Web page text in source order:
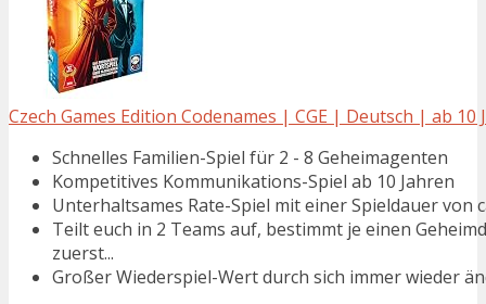
Czech Games Edition Codenames | CGE | Deutsch | ab
Schnelles Familien-Spiel für 2 - 8 Geheimagenten
Kompetitives Kommunikations-Spiel ab 10 Jahren
Unterhaltsames Rate-Spiel mit einer Spieldauer von
Teilt euch in 2 Teams auf, bestimmt je einen
zuerst...
Großer Wiederspiel-Wert durch sich immer wieder